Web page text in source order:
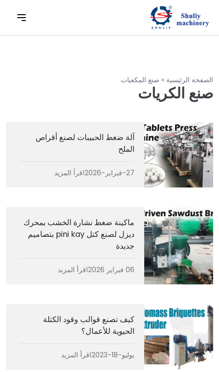
الصفحة الرئيسية » صنع المكعبات
صنع الكريات
آلة ضغط الحبيبات لصنع أقراص
الملح
27-فبراير-2026 اقرأ المزيد
ماكينة ضغط نشارة الخشب بمحرك
ديزل لصنع كتل pini kay بتصاميم
جديدة
06 فبراير 2026 اقرأ المزيد
كيف تصنع قوالب وقود الكتلة
الحيوية للأعمال؟
يوليو-18-2023 اقرأ المزيد